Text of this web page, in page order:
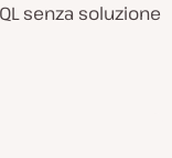
senza soluzione